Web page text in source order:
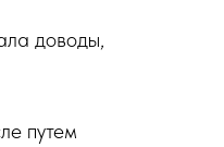
доводы,
путем